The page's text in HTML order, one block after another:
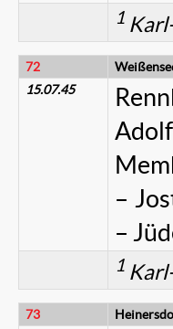
1
72
15.07.45
–
–
1
73